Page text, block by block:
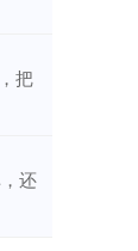
把
还